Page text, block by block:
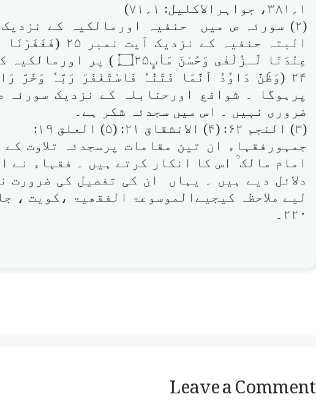
۱؍۳۸۱، جواہرالاکلیل: ۱؍۷۱)
(۲) سورئہ ص میں حنفیہ اورمالکیہ کے
عِنْدَنَا لَـزُلْفٰى وَحُسْنَ مَاٰبٍ۝۲۵ )
پرہوگا ۔ شوافع اورحنابلہ کے نزدیک سورئہ
ضروری نہیں ۔ اس میں سجدئہ شکر ہے۔
(۳) النجم ۶۲: (۴) الانشقاق ۲۱: (۵) العلق ۱۹:
جمہورفقہاء ان تین مقامات پرسجدئہ تلاوت
امام مالک ؒ اس کا انکار کرتے ہیں ۔ فقہاء نے
دلائل دیے ہیں ۔ یہاں ان کی تفصیل کی ضرورت
۲۲۰۔
Leave a Comment